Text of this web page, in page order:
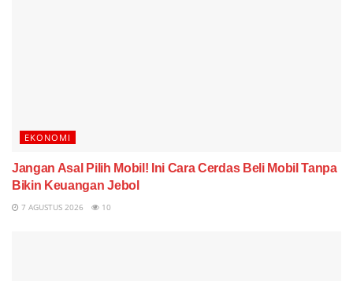
EKONOMI
Jangan Asal Pilih Mobil! Ini Cara Cerdas Beli Mobil Tanpa
Bikin Keuangan Jebol
7 AGUSTUS 2026 10